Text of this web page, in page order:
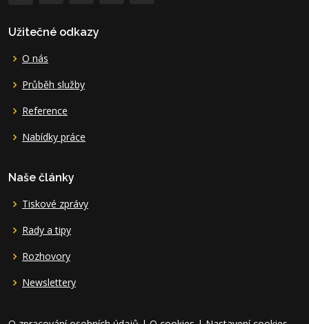
Užitečné odkazy
O nás
Průběh služby
Reference
Nabídky práce
Naše články
Tiskové zprávy
Rady a tipy
Rozhovory
Newslettery